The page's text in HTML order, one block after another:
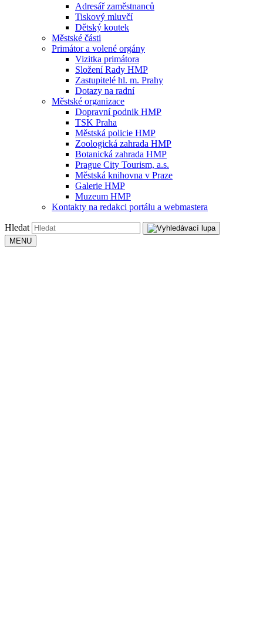
Adresář zaměstnanců
Tiskový mluvčí
Dětský koutek
Městské části
Primátor a volené orgány
Vizitka primátora
Složení Rady HMP
Zastupitelé hl. m. Prahy
Dotazy na radní
Městské organizace
Dopravní podnik HMP
TSK Praha
Městská policie HMP
Zoologická zahrada HMP
Botanická zahrada HMP
Prague City Tourism, a.s.
Městská knihovna v Praze
Galerie HMP
Muzeum HMP
Kontakty na redakci portálu a webmastera
Hledat
MENU